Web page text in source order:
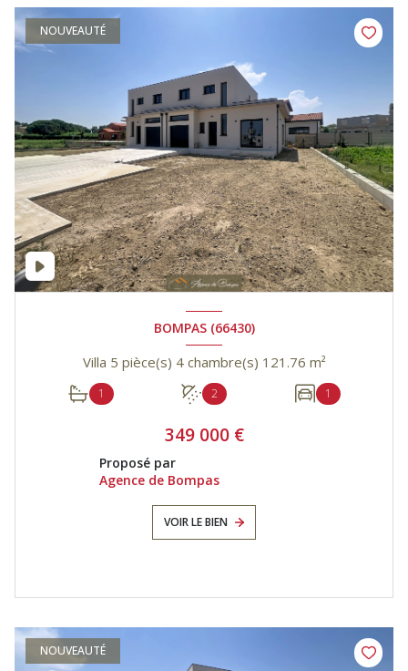
NOUVEAUTÉ
BOMPAS (66430)
Villa 5 pièce(s) 4 chambre(s) 121.76 m²
1 2 1
349 000 €
Proposé par
Agence de Bompas
VOIR LE BIEN
NOUVEAUTÉ